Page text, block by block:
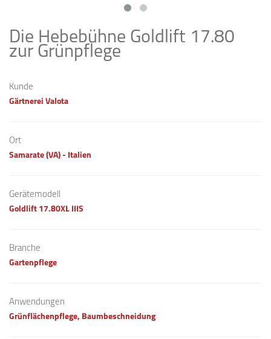
Die Hebebühne Goldlift 17.80
zur Grünpflege
Kunde
Gärtnerei Valota
Ort
Samarate (VA) - Italien​
Gerätemodell
Goldlift 17.80XL IIIS
Branche
Gartenpflege
Anwendungen
Grünflächenpflege, Baumbeschneidung